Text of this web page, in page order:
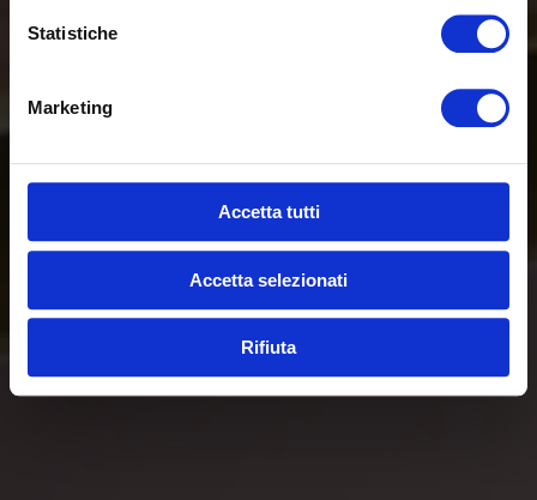
Statistiche
Marketing
Accetta tutti
Accetta selezionati
Rifiuta